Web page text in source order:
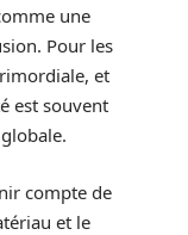
une
Pour les
et
est souvent
compte de
et le